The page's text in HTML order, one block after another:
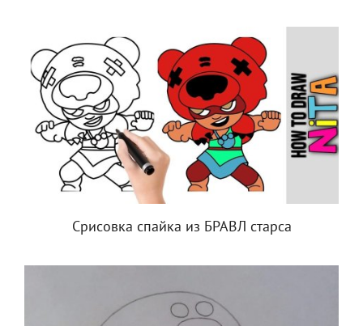
Срисовка спайка из БРАВЛ старса